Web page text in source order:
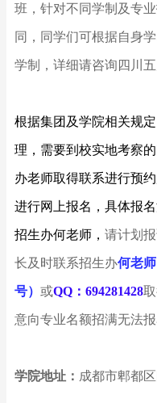
班，针对不同学制及专
同，同学们可根据自身
学制，详细请咨询四川
根据集团及学院相关规
理，需要到校实地考察
办老师取得联系进行预
进行网上报名，具体报
招生办何老师， 请计划
长及时联系招生办何老师
号） 或QQ：694281428
意向专业名额招满无法报
学院地址： 成都市郫都